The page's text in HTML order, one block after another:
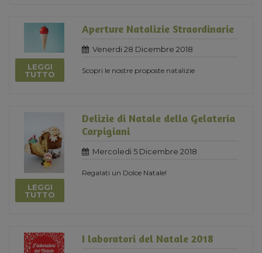
LEGGI
TUTTO
Aperture Natalizie Straordinarie
Venerdi 28 Dicembre 2018
Scopri le nostre proposte natalizie
LEGGI
TUTTO
Delizie di Natale della Gelateria
Carpigiani
Mercoledi 5 Dicembre 2018
Regalati un Dolce Natale!
I laboratori del Natale 2018